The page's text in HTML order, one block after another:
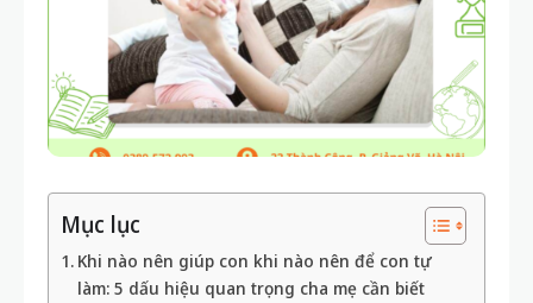
Mục lục
Khi nào nên giúp con khi nào nên để con tự
làm: 5 dấu hiệu quan trọng cha mẹ cần biết